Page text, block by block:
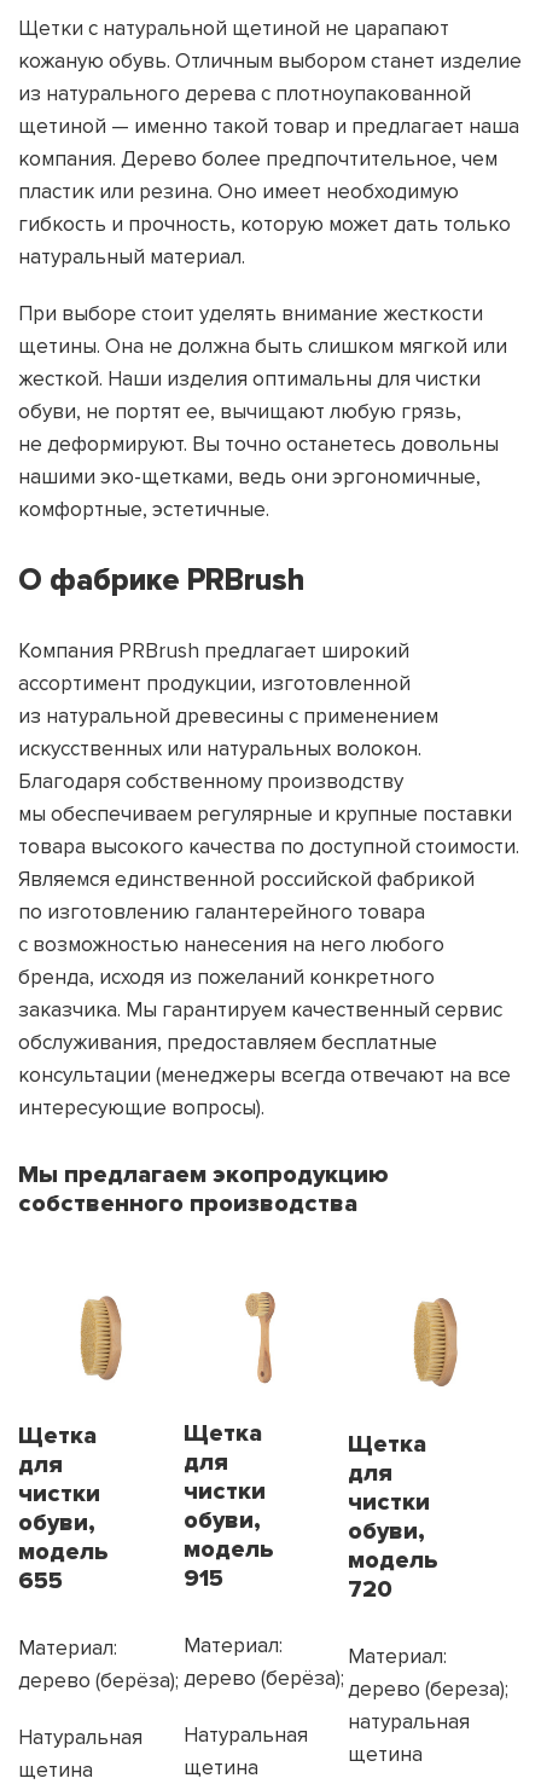
Щетки с натуральной щетиной не царапают
кожаную обувь. Отличным выбором станет изделие
из натурального дерева с плотноупакованной
щетиной — именно такой товар и предлагает наша
компания. Дерево более предпочтительное, чем
пластик или резина. Оно имеет необходимую
гибкость и прочность, которую может дать только
натуральный материал.
При выборе стоит уделять внимание жесткости
щетины. Она не должна быть слишком мягкой или
жесткой. Наши изделия оптимальны для чистки
обуви, не портят ее, вычищают любую грязь,
не деформируют. Вы точно останетесь довольны
нашими эко-щетками, ведь они эргономичные,
комфортные, эстетичные.
О фабрике PRBrush
Компания PRBrush предлагает широкий
ассортимент продукции, изготовленной
из натуральной древесины с применением
искусственных или натуральных волокон.
Благодаря собственному производству
мы обеспечиваем регулярные и крупные поставки
товара высокого качества по доступной стоимости.
Являемся единственной российской фабрикой
по изготовлению галантерейного товара
с возможностью нанесения на него любого
бренда, исходя из пожеланий конкретного
заказчика. Мы гарантируем качественный сервис
обслуживания, предоставляем бесплатные
консультации (менеджеры всегда отвечают на все
интересующие вопросы).
Мы предлагаем экопродукцию
собственного производства
Щетка
для
чистки
обуви,
модель
655
Материал:
дерево (берёза);
Натуральная
щетина
Щетка
для
чистки
обуви,
модель
915
Материал:
дерево (берёза);
Натуральная
щетина
Щетка
для
чистки
обуви,
модель
720
Материал:
дерево (береза);
натуральная
щетина